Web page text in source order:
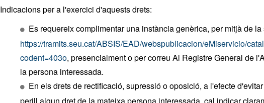
Indicacions per a l'exercici d'aquests drets:
Es requereix complimentar una instància genèrica, per mitjà de
https://tramits.seu.cat/ABSIS/EAD/webspublicacion/eMiservicio/
codent=403o, presencialment o per correu Al Registre General de
la persona interessada.
En els drets de rectificació, supressió o oposició, a l'efecte